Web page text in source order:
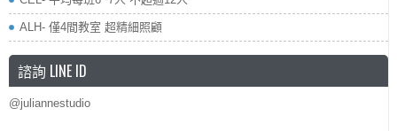
ALH- 僅4間教室 超精細照顧
諮詢 LINE ID
@juliannestudio